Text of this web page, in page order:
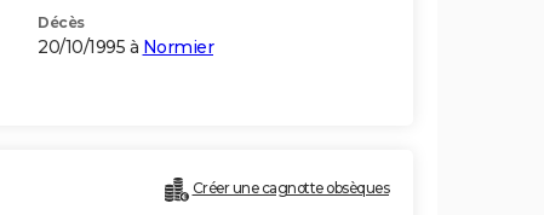
Décès
20/10/1995 à Normier
Créer une cagnotte obsèques